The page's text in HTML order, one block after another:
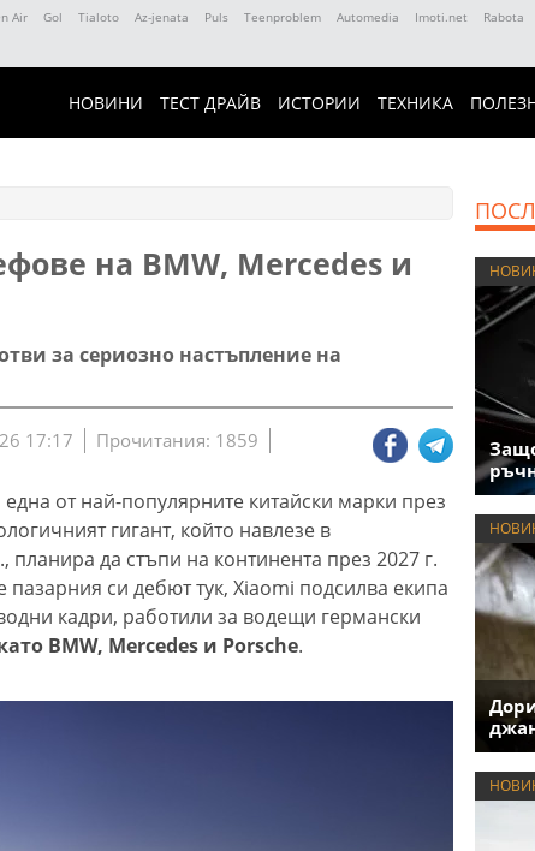
Air Gol Tialoto Az-jenata Puls Teenproblem Automedia Imoti.net Rabota
НОВИНИ ТЕСТ ДРАЙВ ИСТОРИИ ТЕХНИКА
на BMW, Mercedes и
за сериозно настъпление на
17:17 Прочитания: 1859
от най-популярните китайски марки през
гигант, който навлезе в
планира да стъпи на континента през 2027 г.
си дебют тук, Xiaomi подсилва екипа
кадри, работили за водещи германски
BMW, Mercedes и Porsche.